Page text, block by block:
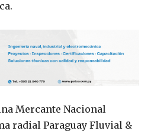
Mercante Nacional
radial Paraguay Fluvial &